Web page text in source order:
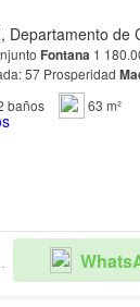
Departamento de
Fontana 1 180.000.000 196 Cuota administración Área
construida: 63m2 Área privada: 57 Prosperidad
baños
63 m²